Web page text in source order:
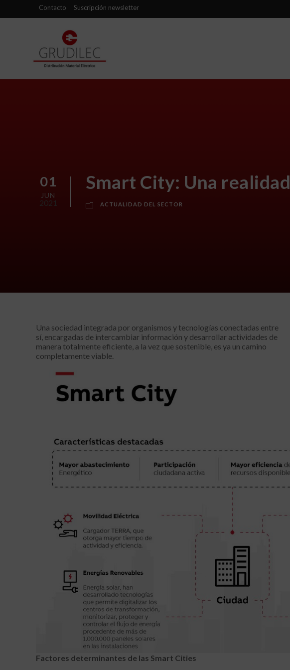
Contacto Suscripción newsletter
01
JUN
2021
Smart City: Una realidad
ACTUALIDAD DEL SECTOR
Una sociedad integrada por organismos y tecnologías conectadas entre
sí, encargadas de intercambiar información y desarrollar actividades de
manera totalmente eficiente, a la vez que sostenible, es ya un camino
completamente viable.
Factores determinantes de las Smart Cities